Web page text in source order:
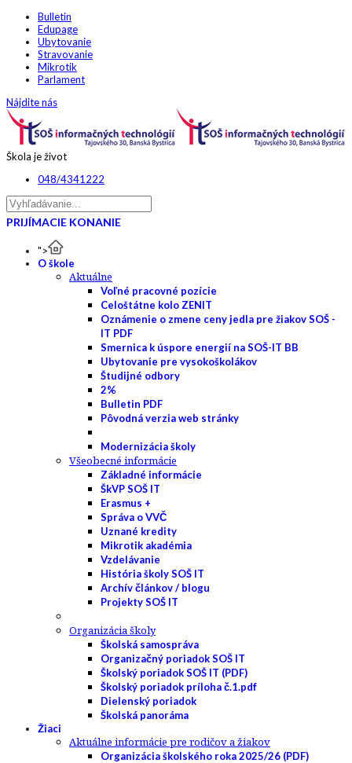
Bulletin
Edupage
Ubytovanie
Stravovanie
Mikrotik
Parlament
Nájdite nás
Škola je život
048/4341222
PRIJÍMACIE KONANIE
">
O škole
Aktuálne
Voľné pracovné pozície
Celoštátne kolo ZENIT
Oznámenie o zmene ceny jedla pre žiakov SOŠ -
IT PDF
Smernica k úspore energií na SOŠ-IT BB
Ubytovanie pre vysokoškolákov
Študijné odbory
2%
Bulletin PDF
Pôvodná verzia web stránky
Modernizácia školy
Všeobecné informácie
Základné informácie
ŠkVP SOŠ IT
Erasmus +
Správa o VVČ
Uznané kredity
Mikrotik akadémia
Vzdelávanie
História školy SOŠ IT
Archív článkov / blogu
Projekty SOŠ IT
Organizácia školy
Školská samospráva
Organizačný poriadok SOŠ IT
Školský poriadok SOŠ IT (PDF)
Školský poriadok príloha č.1.pdf
Dielenský poriadok
Školská panoráma
Žiaci
Aktuálne informácie pre rodičov a žiakov
Organizácia školského roka 2025/26 (PDF)